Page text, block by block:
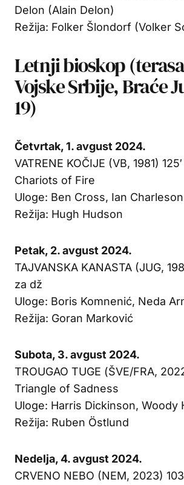
Delon (Alain Delon)
Režija: Folker Šlondorf (Volker
Letnji bioskop
Vojske Srbije, Braće
19)
Četvrtak, 1. avgust 2024.
VATRENE KOČIJE (VB, 1981) 125′
Chariots of Fire
Uloge: Ben Cross, Ian Charleson
Režija: Hugh Hudson
Petak, 2. avgust 2024.
TAJVANSKA KANASTA (JUG,
za dž
Uloge: Boris Komnenić, Neda
Režija: Goran Marković
Subota, 3. avgust 2024.
TROUGAO TUGE (ŠVE/FRA,
Triangle of Sadness
Uloge: Harris Dickinson, Woody
Režija: Ruben Östlund
Nedelja, 4. avgust 2024.
CRVENO NEBO (NEM, 2023)